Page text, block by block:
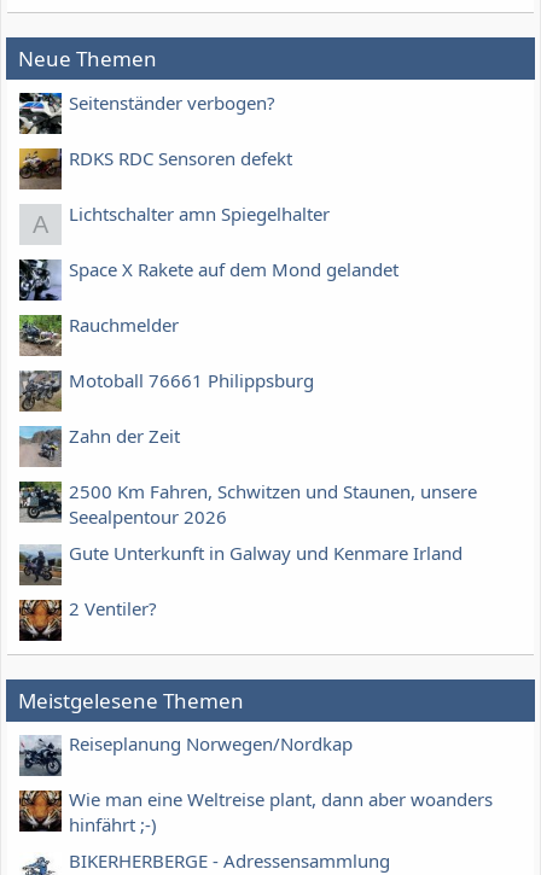
Neue Themen
Seitenständer verbogen?
RDKS RDC Sensoren defekt
A Lichtschalter amn Spiegelhalter
Space X Rakete auf dem Mond gelandet
Rauchmelder
Motoball 76661 Philippsburg
Zahn der Zeit
2500 Km Fahren, Schwitzen und Staunen, unsere
Seealpentour 2026
Gute Unterkunft in Galway und Kenmare Irland
2 Ventiler?
Meistgelesene Themen
Reiseplanung Norwegen/Nordkap
Wie man eine Weltreise plant, dann aber woanders
hinfährt ;-)
BIKERHERBERGE - Adressensammlung